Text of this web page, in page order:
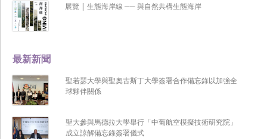
最新新聞
聖若瑟大學與聖奧古斯丁大學簽署合作備忘錄以加強全
球夥伴關係
聖大參與馬德拉大學舉行「中葡航空模擬技術研究院」
成立諒解備忘錄簽署儀式
展覽 | 生態海岸線 ── 與自然共構生態海岸